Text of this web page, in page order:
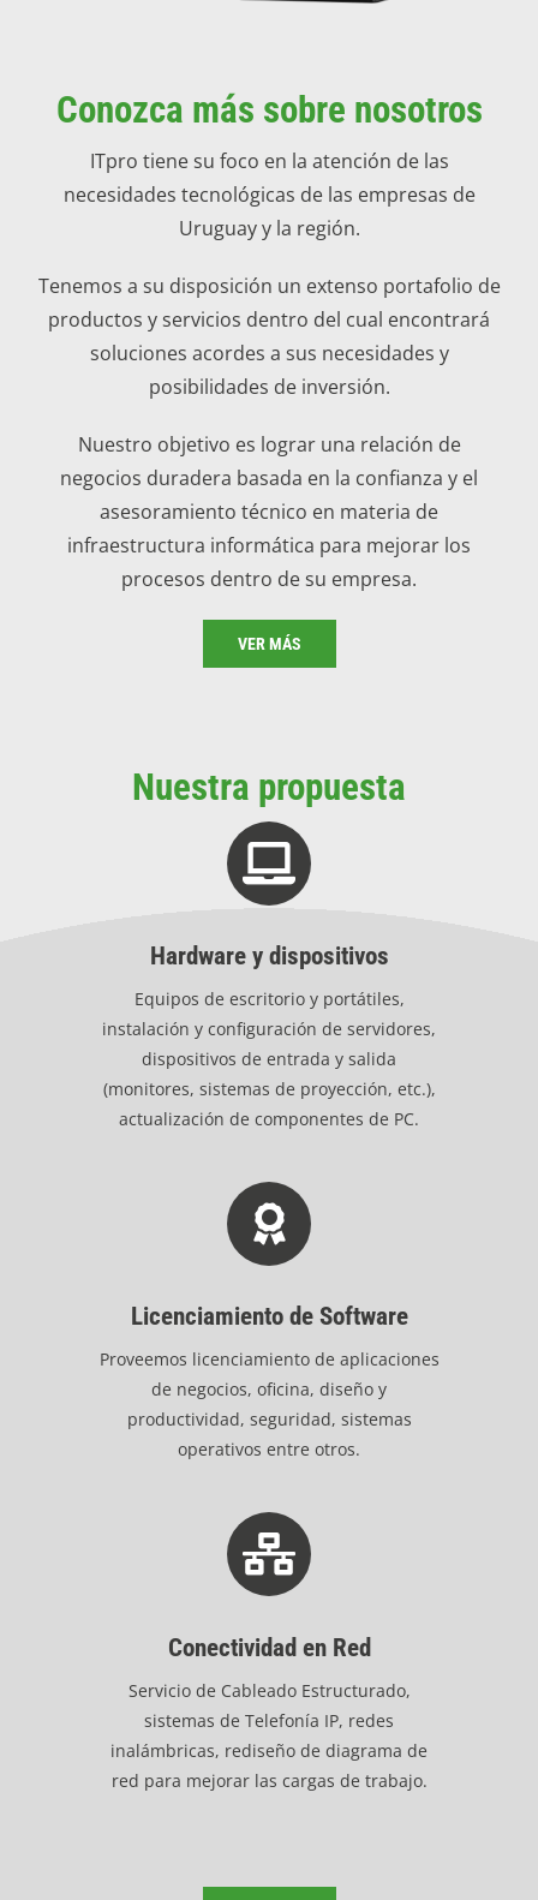
Conozca más sobre nosotros
ITpro tiene su foco en la atención de las
necesidades tecnológicas de las empresas de
Uruguay y la región.
Tenemos a su disposición un extenso portafolio de
productos y servicios dentro del cual encontrará
soluciones acordes a sus necesidades y
posibilidades de inversión.
Nuestro objetivo es lograr una relación de
negocios duradera basada en la confianza y el
asesoramiento técnico en materia de
infraestructura informática para mejorar los
procesos dentro de su empresa.
VER MÁS
Nuestra propuesta
Hardware y dispositivos
Equipos de escritorio y portátiles,
instalación y configuración de servidores,
dispositivos de entrada y salida
(monitores, sistemas de proyección, etc.),
actualización de componentes de PC.
Licenciamiento de Software
Proveemos licenciamiento de aplicaciones
de negocios, oficina, diseño y
productividad, seguridad, sistemas
operativos entre otros.
Conectividad en Red
Servicio de Cableado Estructurado,
sistemas de Telefonía IP, redes
inalámbricas, rediseño de diagrama de
red para mejorar las cargas de trabajo.